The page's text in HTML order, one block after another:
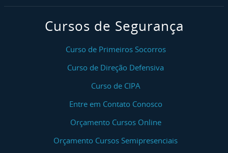
Cursos de Segurança
Curso de Primeiros Socorros
Curso de Direção Defensiva
Curso de CIPA
Entre em Contato Conosco
Orçamento Cursos Online
Orçamento Cursos Semipresenciais